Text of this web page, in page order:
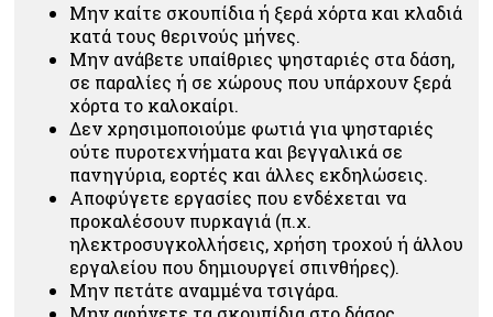
Μην καίτε σκουπίδια ή ξερά χόρτα και κλαδιά
κατά τους θερινούς μήνες.
Μην ανάβετε υπαίθριες ψησταριές στα δάση,
σε παραλίες ή σε χώρους που υπάρχουν ξερά
χόρτα το καλοκαίρι.
Δεν χρησιμοποιούμε φωτιά για ψησταριές
ούτε πυροτεχνήματα και βεγγαλικά σε
πανηγύρια, εορτές και άλλες εκδηλώσεις.
Αποφύγετε εργασίες που ενδέχεται να
προκαλέσουν πυρκαγιά (π.χ.
ηλεκτροσυγκολλήσεις, χρήση τροχού ή άλλου
εργαλείου που δημιουργεί σπινθήρες).
Μην πετάτε αναμμένα τσιγάρα.